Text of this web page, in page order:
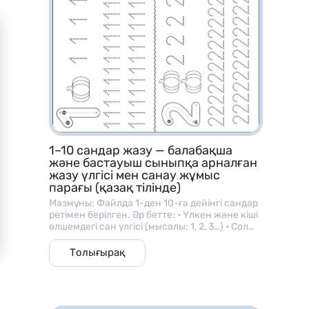
тапсырмалары
– Рим цифрларын үйрену карточкалары
– Периметр табу тапсырмалары
– Теңдеулерді шешу жаттығулары
– Көбейту кестесі материалдары
– Ондық және бірлікке жіктеу тапсырмалары
– Қосу, азайту аралас есептер
– Геометриялық фигуралармен жұмыс
– Уақытты анықтау тапсырмалары
Қалай қолданамыз?
1–10 сандар жазу — балабақша
және бастауыш сыныпқа арналған
жазу үлгісі мен санау жұмыс
парағы (қазақ тілінде)
Мазмұны: Файлда 1-ден 10-ға дейінгі сандар
ретімен берілген. Әр бетте: • Үлкен және кіші
өлшемдегі сан үлгісі (мысалы: 1, 2, 3…) • Сол
санға сәйкес зат суреттері (алма, шар, гүл
және т.б.) • Балаларға арналған жазу
сызықтары, яғни сызық бойымен сандарды
Толығырақ